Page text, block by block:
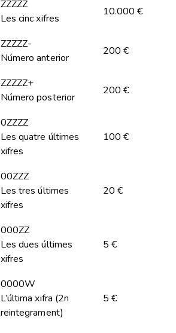
ZZZZZ
Les cinc xifres
10.000 €
ZZZZZ-
Número anterior
200 €
ZZZZZ+
Número posterior
200 €
0ZZZZ
Les quatre últimes
xifres
100 €
00ZZZ
Les tres últimes
xifres
20 €
000ZZ
Les dues últimes
xifres
5 €
0000W
L’última xifra (2n
reintegrament)
5 €